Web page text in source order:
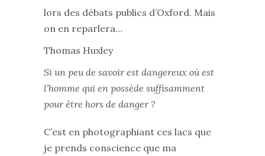
lors des débats publics d’Oxford. Mais
on en reparlera…
Thomas Huxley
Si un peu de savoir est dangereux où est
l’homme qui en possède suffisamment
pour être hors de danger ?
C’est en photographiant ces lacs que
je prends conscience que ma